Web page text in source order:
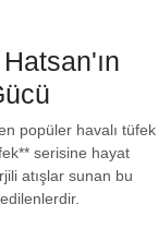
popüler havalı tüfek
serisine hayat
atışlar sunan bu